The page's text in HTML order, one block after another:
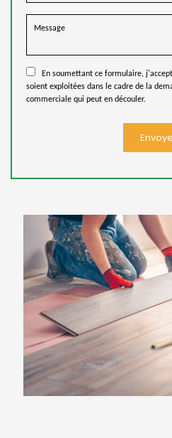
En soumettant ce formulaire,
soient exploitées dans le cadre de la
commerciale qui peut en découler.